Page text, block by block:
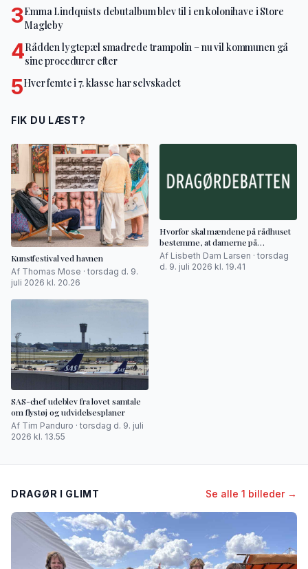
3Emma Lindquists debutalbum blev til i en kolonihave i Store
Magleby
4Rådden lygtepæl smadrede trampolin – nu vil kommunen gå
sine procedurer efter
5Hver femte i 7. klasse har selvskadet
FIK DU LÆST?
Kunstfestival ved havnen
Af Thomas Mose · torsdag d. 9.
juli 2026 kl. 20.26
Hvorfor skal mændene på rådhuset
bestemme, at damerne på
badeanstalten skal have tøj på?
Af Lisbeth Dam Larsen · torsdag
d. 9. juli 2026 kl. 19.41
SAS-chef udeblev fra lovet samtale
om flystøj og udvidelsesplaner
Af Tim Panduro · torsdag d. 9. juli
2026 kl. 13.55
DRAGØR I GLIMT Se alle 1 billeder →